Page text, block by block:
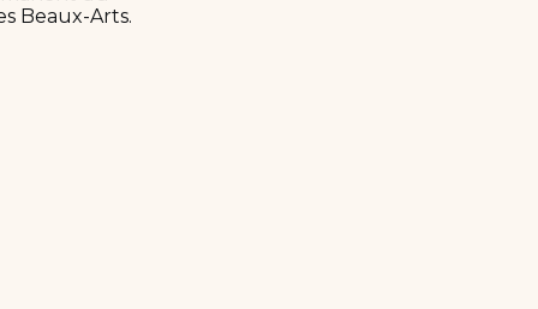
Beaux-Arts.